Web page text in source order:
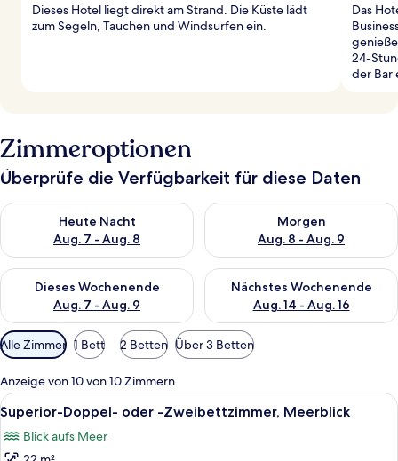
Dieses Hotel liegt direkt am Strand. Die Küste lädt
zum Segeln, Tauchen und Windsurfen ein.
Das
24-
der Bar
Zimmeroptionen
Überprüfe die Verfügbarkeit für diese Daten
Heute Nacht
Aug. 7 - Aug. 8
Überprüfe die Verfügbarkeit für heute Nacht, Aug. 7 - Aug. 8.
Morgen
Aug. 8 - Aug. 9
Überprüfe die Verfügbarkeit
Dieses Wochenende
Aug. 7 - Aug. 9
Überprüfe die Verfügbarkeit für dieses Wochenende, Aug. 7
Nächstes Wochenende
Aug. 14 - Aug. 16
Überprüfe die Verfügbarkeit
Verfügbare
Filter
für
Zimmer
Alle Zimmer 1 Bett 2 Betten Über 3 Betten
Anzeige von 10 von 10 Zimmern
Alle
Fotos
für
Ein Hotelzimmer mit zwei Betten,
12
Superior-Doppel- oder -Zweibettzimmer, Meerblick
Blick aufs Meer